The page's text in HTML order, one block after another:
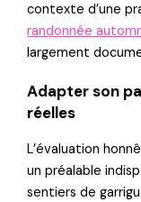
contexte d’une
randonnée
largement
Adapter son
réelles
L’évaluation
un préalable
sentiers de